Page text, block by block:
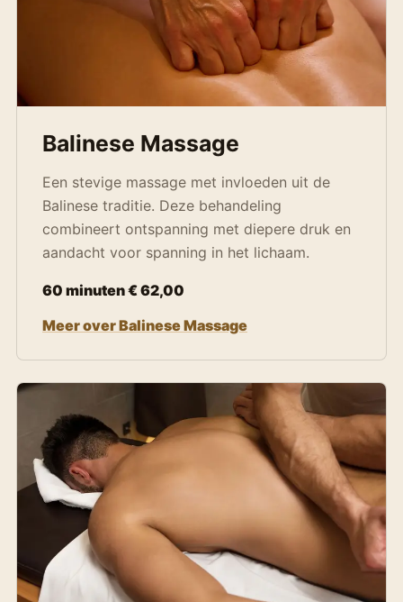
Balinese Massage
Een stevige massage met invloeden uit de
Balinese traditie. Deze behandeling
combineert ontspanning met diepere druk en
aandacht voor spanning in het lichaam.
60 minuten € 62,00
Meer over Balinese Massage